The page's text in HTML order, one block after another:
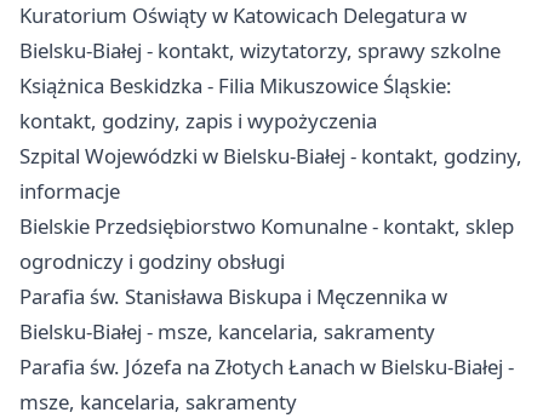
Kuratorium Oświąty w Katowicach Delegatura w
Bielsku-Białej - kontakt, wizytatorzy, sprawy szkolne
Książnica Beskidzka - Filia Mikuszowice Śląskie:
kontakt, godziny, zapis i wypożyczenia
Szpital Wojewódzki w Bielsku-Białej - kontakt, godziny,
informacje
Bielskie Przedsiębiorstwo Komunalne - kontakt, sklep
ogrodniczy i godziny obsługi
Parafia św. Stanisława Biskupa i Męczennika w
Bielsku-Białej - msze, kancelaria, sakramenty
Parafia św. Józefa na Złotych Łanach w Bielsku-Białej -
msze, kancelaria, sakramenty